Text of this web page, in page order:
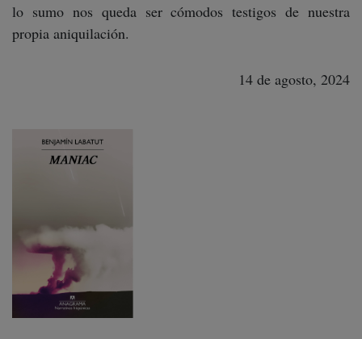
lo sumo nos queda ser cómodos testigos de nuestra
propia aniquilación.
14 de agosto, 2024